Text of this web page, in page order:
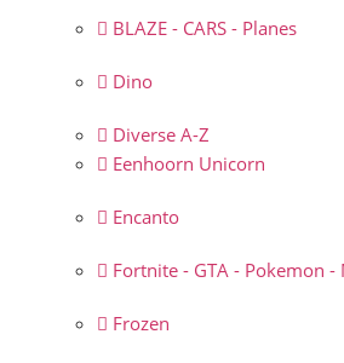
BLAZE - CARS - Planes
Dino
Diverse A-Z
Eenhoorn Unicorn
Encanto
Fortnite - GTA - Pokemon -
Frozen